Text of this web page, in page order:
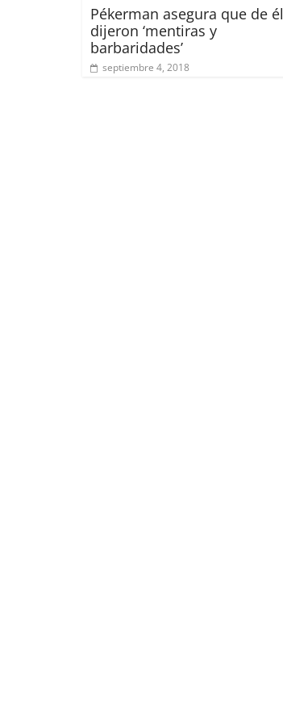
Pékerman asegura que de él
dijeron ‘mentiras y
barbaridades’
septiembre 4, 2018